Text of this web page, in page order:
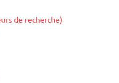
de recherche)